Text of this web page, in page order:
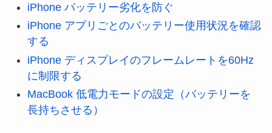
iPhone バッテリー劣化を防ぐ
iPhone アプリごとのバッテリー使用状況を確認
する
iPhone ディスプレイのフレームレートを60Hz
に制限する
MacBook 低電力モードの設定（バッテリーを
長持ちさせる）